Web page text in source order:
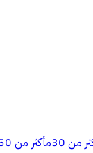
من 30م
أكثر من 50م